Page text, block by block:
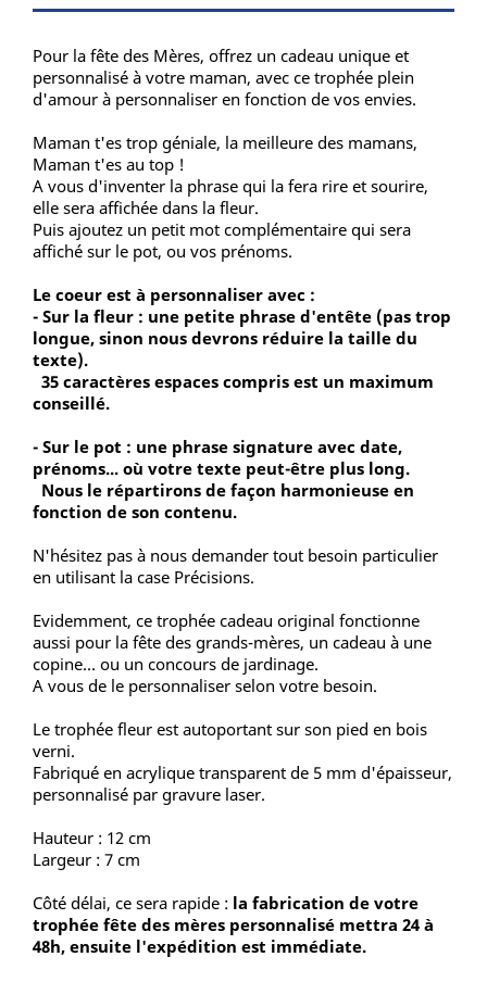
Pour la fête des Mères, offrez un cadeau unique et
personnalisé à votre maman, avec ce trophée plein
d'amour à personnaliser en fonction de vos envies.
Maman t'es trop géniale, la meilleure des mamans,
Maman t'es au top !
A vous d'inventer la phrase qui la fera rire et sourire,
elle sera affichée dans la fleur.
Puis ajoutez un petit mot complémentaire qui sera
affiché sur le pot, ou vos prénoms.
Le coeur est à personnaliser avec :
- Sur la fleur : une petite phrase d'entête (pas trop
longue, sinon nous devrons réduire la taille du
texte).
35 caractères espaces compris est un maximum
conseillé.
- Sur le pot : une phrase signature avec date,
prénoms... où votre texte peut-être plus long.
Nous le répartirons de façon harmonieuse en
fonction de son contenu.
N'hésitez pas à nous demander tout besoin particulier
en utilisant la case Précisions.
Evidemment, ce trophée cadeau original fonctionne
aussi pour la fête des grands-mères, un cadeau à une
copine... ou un concours de jardinage.
A vous de le personnaliser selon votre besoin.
Le trophée fleur est autoportant sur son pied en bois
verni.
Fabriqué en acrylique transparent de 5 mm d'épaisseur,
personnalisé par gravure laser.
Hauteur : 12 cm
Largeur : 7 cm
Côté délai, ce sera rapide : la fabrication de votre
trophée fête des mères personnalisé mettra 24 à
48h, ensuite l'expédition est immédiate.